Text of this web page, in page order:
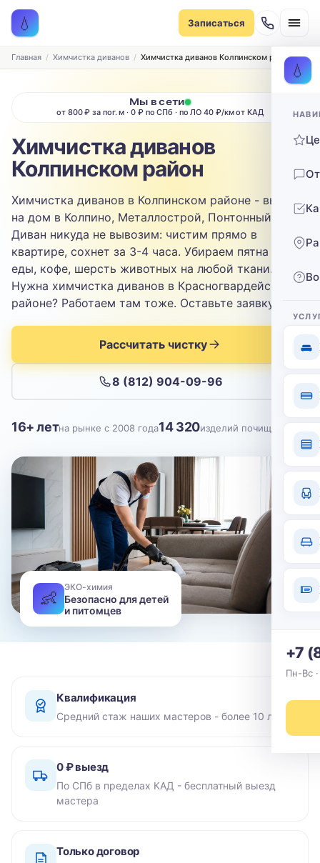
💧 Записаться
Записаться на химчистку
Рассчитаем стоимость и подберём удобное время
ТИП МЕБЕЛИ
ТИП ОБИВКИ
Выберите ткань…
Выберите загрязнение…
Нажимая кнопку, вы соглашаетесь с
💧
+7
Пн-Вс
Главная Химчистка диванов Химчистка диванов Колпинском район
Мы в сети
от 800 ₽ за пог. м · 0 ₽ по СПб · по ЛО 40 ₽/км от КАД
Химчистка диванов
Колпинском район
Химчистка диванов в Колпинском районе - выезд
на дом в Колпино, Металлострой, Понтонный.
Диван никуда не вывозим: чистим прямо в
квартире, сохнет за 3-4 часа. Убираем пятна от
еды, кофе, шерсть животных на любой ткани.
Нужна химчистка диванов в Красногвардейском
районе? Работаем там тоже. Оставьте заявку.
Рассчитать чистку
8 (812) 904-09-96
16+ летна рынке с 2008 года14 320изделий почищено
👶
ЭКО-химия
Безопасно для детей
и питомцев
Квалификация
Средний стаж наших мастеров - более 10 лет
0 ₽ выезд
По СПб в пределах КАД - бесплатный выезд
мастера
Только договор